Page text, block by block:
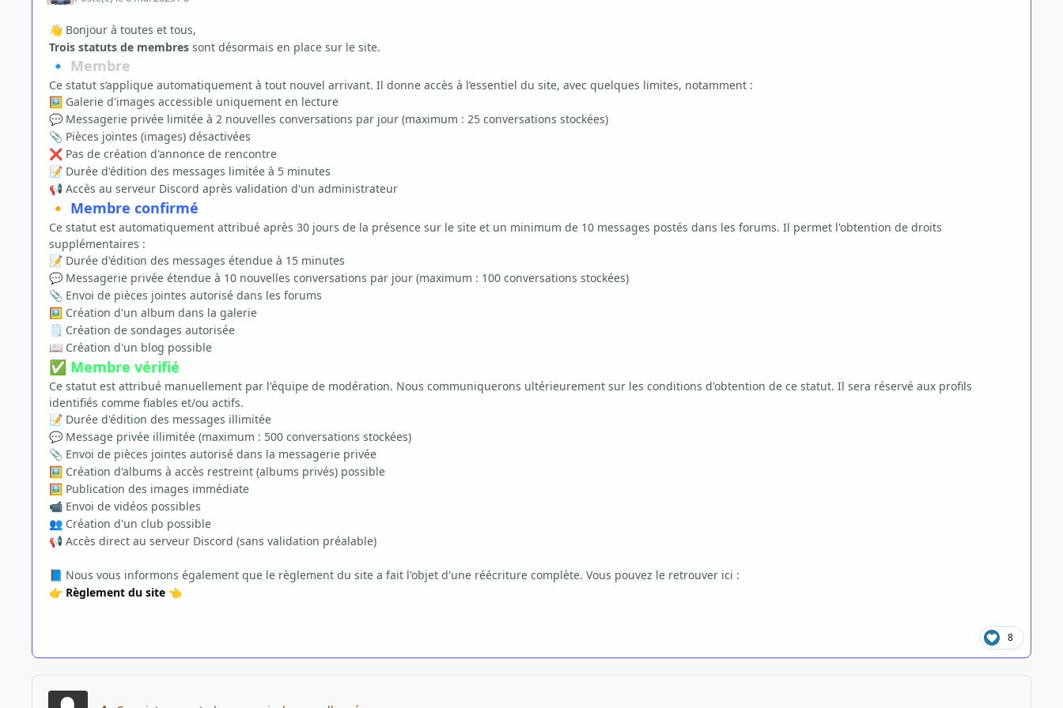
👋 Bonjour à toutes et tous,
Trois statuts de membres sont désormais en place sur le site.
🔹 Membre
Ce statut s’applique automatiquement à tout nouvel arrivant. Il donne accès à l’essentiel du site, avec quelques limites, notamment :
🖼️ Galerie d'images accessible uniquement en lecture
💬 Messagerie privée limitée à 2 nouvelles conversations par jour (maximum : 25 conversations stockées)
📎 Pièces jointes (images) désactivées
❌ Pas de création d'annonce de rencontre
📝 Durée d'édition des messages limitée à 5 minutes
📢 Accès au serveur Discord après validation d'un administrateur
🔸 Membre confirmé
Ce statut est automatiquement attribué après 30 jours de la présence sur le site et un minimum de 10 messages postés dans les forums. Il permet l'obtention de droits
supplémentaires :
📝 Durée d'édition des messages étendue à 15 minutes
💬 Messagerie privée étendue à 10 nouvelles conversations par jour (maximum : 100 conversations stockées)
📎 Envoi de pièces jointes autorisé dans les forums
🖼️ Création d'un album dans la galerie
🗒️ Création de sondages autorisée
📖 Création d'un blog possible
✅ Membre vérifié
Ce statut est attribué manuellement par l'équipe de modération. Nous communiquerons ultérieurement sur les conditions d'obtention de ce statut. Il sera réservé aux profils
identifiés comme fiables et/ou actifs.
📝 Durée d'édition des messages illimitée
💬 Message privée illimitée (maximum : 500 conversations stockées)
📎 Envoi de pièces jointes autorisé dans la messagerie privée
🖼️ Création d'albums à accès restreint (albums privés) possible
🖼️ Publication des images immédiate
📹 Envoi de vidéos possibles
👥 Création d'un club possible
📢 Accès direct au serveur Discord (sans validation préalable)
Nous vous informons également que le règlement du site a fait l'objet d'une réécriture complète. Vous pouvez le retrouver ici :
👉 Règlement du site 👈
8